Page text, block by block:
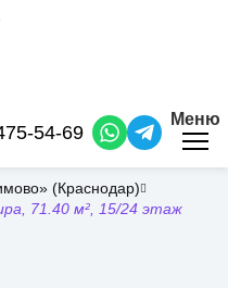
54-69
Меню
(Краснодар)
71.40 м², 15/24 этаж